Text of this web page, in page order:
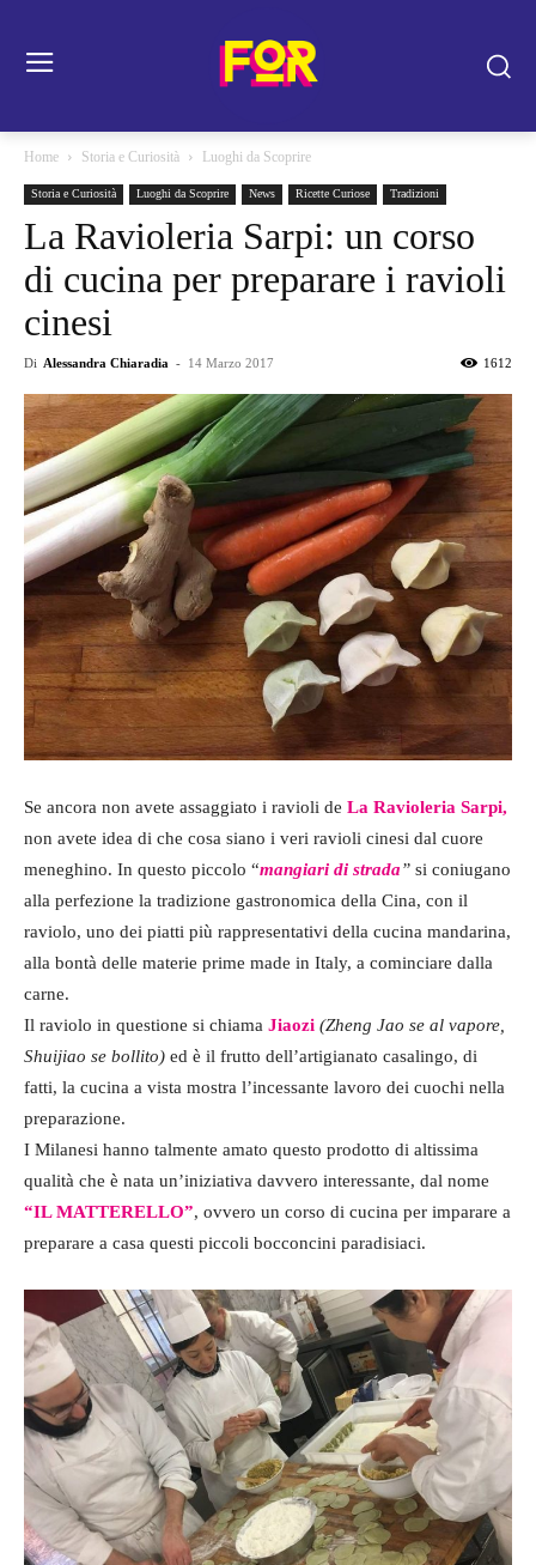
Home Storia e Curiosità Luoghi da Scoprire
Storia e Curiosità Luoghi da Scoprire News Ricette Curiose Tradizioni
La Ravioleria Sarpi: un corso
di cucina per preparare i ravioli
cinesi
Di Alessandra Chiaradia - 14 Marzo 2017 1612
Se ancora non avete assaggiato i ravioli de La Ravioleria Sarpi,
non avete idea di che cosa siano i veri ravioli cinesi dal cuore
meneghino. In questo piccolo “mangiari di strada” si coniugano
alla perfezione la tradizione gastronomica della Cina, con il
raviolo, uno dei piatti più rappresentativi della cucina mandarina,
alla bontà delle materie prime made in Italy, a cominciare dalla
carne.
Il raviolo in questione si chiama Jiaozi (Zheng Jao se al vapore,
Shuijiao se bollito) ed è il frutto dell’artigianato casalingo, di
fatti, la cucina a vista mostra l’incessante lavoro dei cuochi nella
preparazione.
I Milanesi hanno talmente amato questo prodotto di altissima
qualità che è nata un’iniziativa davvero interessante, dal nome
“IL MATTERELLO”, ovvero un corso di cucina per imparare a
preparare a casa questi piccoli bocconcini paradisiaci.